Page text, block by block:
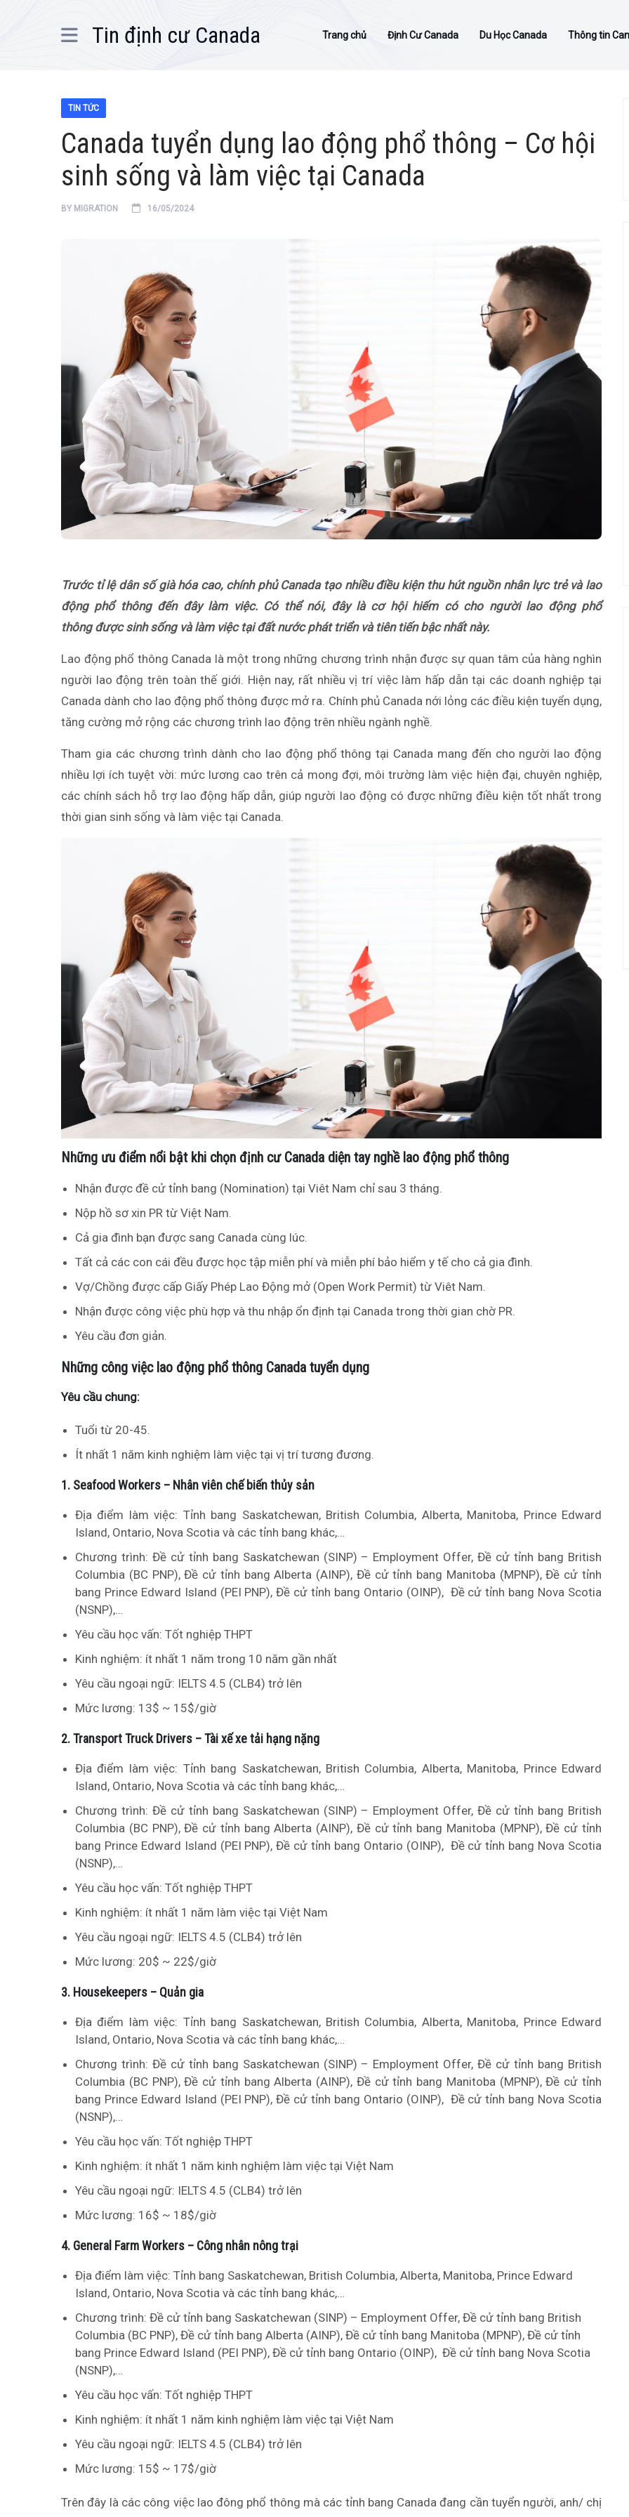
Tin định cư Canada Trang chủ Định Cư Canada Du Học Canada Thông tin
TIN TỨC
Canada tuyển dụng lao động phổ thông – Cơ hội
sinh sống và làm việc tại Canada
BY MIGRATION 16/05/2024
Trước tỉ lệ dân số già hóa cao, chính phủ Canada tạo nhiều điều kiện thu hút nguồn nhân lực trẻ và lao
động phổ thông đến đây làm việc. Có thể nói, đây là cơ hội hiếm có cho người lao động phổ
thông được sinh sống và làm việc tại đất nước phát triển và tiên tiến bậc nhất này.
Lao động phổ thông Canada là một trong những chương trình nhận được sự quan tâm của hàng nghìn
người lao động trên toàn thế giới. Hiện nay, rất nhiều vị trí việc làm hấp dẫn tại các doanh nghiệp tại
Canada dành cho lao động phổ thông được mở ra. Chính phủ Canada nới lỏng các điều kiện tuyển dụng,
tăng cường mở rộng các chương trình lao động trên nhiều ngành nghề.
Tham gia các chương trình dành cho lao động phổ thông tại Canada mang đến cho người lao động
nhiều lợi ích tuyệt vời: mức lương cao trên cả mong đợi, môi trường làm việc hiện đại, chuyên nghiệp,
các chính sách hỗ trợ lao động hấp dẫn, giúp người lao động có được những điều kiện tốt nhất trong
thời gian sinh sống và làm việc tại Canada.
Những ưu điểm nổi bật khi chọn định cư Canada diện tay nghề lao động phổ thông
Nhận được đề cử tỉnh bang (Nomination) tại Viêt Nam chỉ sau 3 tháng.
Nộp hồ sơ xin PR từ Việt Nam.
Cả gia đình bạn được sang Canada cùng lúc.
Tất cả các con cái đều được học tập miễn phí và miễn phí bảo hiểm y tế cho cả gia đình.
Vợ/Chồng được cấp Giấy Phép Lao Động mở (Open Work Permit) từ Viêt Nam.
Nhận được công việc phù hợp và thu nhập ổn định tại Canada trong thời gian chờ PR.
Yêu cầu đơn giản.
Những công việc lao động phổ thông Canada tuyển dụng
Yêu cầu chung:
Tuổi từ 20-45.
Ít nhất 1 năm kinh nghiệm làm việc tại vị trí tương đương.
1. Seafood Workers – Nhân viên chế biến thủy sản
Địa điểm làm việc: Tỉnh bang Saskatchewan, British Columbia, Alberta, Manitoba, Prince Edward
Island, Ontario, Nova Scotia và các tỉnh bang khác,…
Chương trình: Đề cử tỉnh bang Saskatchewan (SINP) – Employment Offer, Đề cử tỉnh bang British
Columbia (BC PNP), Đề cử tỉnh bang Alberta (AINP), Đề cử tỉnh bang Manitoba (MPNP), Đề cử tỉnh
bang Prince Edward Island (PEI PNP), Đề cử tỉnh bang Ontario (OINP), Đề cử tỉnh bang Nova Scotia
(NSNP),…
Yêu cầu học vấn: Tốt nghiệp THPT
Kinh nghiệm: ít nhất 1 năm trong 10 năm gần nhất
Yêu cầu ngoại ngữ: IELTS 4.5 (CLB4) trở lên
Mức lương: 13$ ~ 15$/giờ
2. Transport Truck Drivers – Tài xế xe tải hạng nặng
Địa điểm làm việc: Tỉnh bang Saskatchewan, British Columbia, Alberta, Manitoba, Prince Edward
Island, Ontario, Nova Scotia và các tỉnh bang khác,…
Chương trình: Đề cử tỉnh bang Saskatchewan (SINP) – Employment Offer, Đề cử tỉnh bang British
Columbia (BC PNP), Đề cử tỉnh bang Alberta (AINP), Đề cử tỉnh bang Manitoba (MPNP), Đề cử tỉnh
bang Prince Edward Island (PEI PNP), Đề cử tỉnh bang Ontario (OINP), Đề cử tỉnh bang Nova Scotia
(NSNP),…
Yêu cầu học vấn: Tốt nghiệp THPT
Kinh nghiệm: ít nhất 1 năm làm việc tại Việt Nam
Yêu cầu ngoại ngữ: IELTS 4.5 (CLB4) trở lên
Mức lương: 20$ ~ 22$/giờ
3. Housekeepers – Quản gia
Địa điểm làm việc: Tỉnh bang Saskatchewan, British Columbia, Alberta, Manitoba, Prince Edward
Island, Ontario, Nova Scotia và các tỉnh bang khác,…
Chương trình: Đề cử tỉnh bang Saskatchewan (SINP) – Employment Offer, Đề cử tỉnh bang British
Columbia (BC PNP), Đề cử tỉnh bang Alberta (AINP), Đề cử tỉnh bang Manitoba (MPNP), Đề cử tỉnh
bang Prince Edward Island (PEI PNP), Đề cử tỉnh bang Ontario (OINP), Đề cử tỉnh bang Nova Scotia
(NSNP),…
Yêu cầu học vấn: Tốt nghiệp THPT
Kinh nghiệm: ít nhất 1 năm kinh nghiệm làm việc tại Việt Nam
Yêu cầu ngoại ngữ: IELTS 4.5 (CLB4) trở lên
Mức lương: 16$ ~ 18$/giờ
4. General Farm Workers – Công nhân nông trại
Địa điểm làm việc: Tỉnh bang Saskatchewan, British Columbia, Alberta, Manitoba, Prince Edward
Island, Ontario, Nova Scotia và các tỉnh bang khác,…
Chương trình: Đề cử tỉnh bang Saskatchewan (SINP) – Employment Offer, Đề cử tỉnh bang British
Columbia (BC PNP), Đề cử tỉnh bang Alberta (AINP), Đề cử tỉnh bang Manitoba (MPNP), Đề cử tỉnh
bang Prince Edward Island (PEI PNP), Đề cử tỉnh bang Ontario (OINP), Đề cử tỉnh bang Nova Scotia
(NSNP),…
Yêu cầu học vấn: Tốt nghiệp THPT
Kinh nghiệm: ít nhất 1 năm kinh nghiệm làm việc tại Việt Nam
Yêu cầu ngoại ngữ: IELTS 4.5 (CLB4) trở lên
Mức lương: 15$ ~ 17$/giờ
Trên đây là các công việc lao đông phổ thông mà các tỉnh bang Canada đang cần tuyển người, anh/ chị